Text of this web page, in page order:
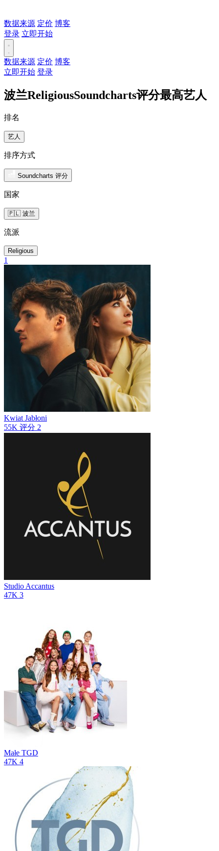
数据来源 定价 博客
登录 立即开始
数据来源 定价 博客
立即开始 登录
波兰ReligiousSoundcharts评分最高艺人
排名
艺人
排序方式
Soundcharts 评分
国家
🇵🇱 波兰
流派
Religious
1
Kwiat Jabłoni
55K 评分 2
Studio Accantus
47K 3
Małe TGD
47K 4